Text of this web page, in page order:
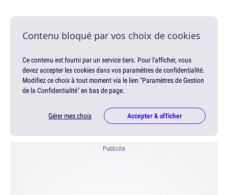
Contenu bloqué par vos choix de cookies
Ce contenu est fourni par un service tiers. Pour l'afficher, vous
devez accepter les cookies dans vos paramètres de confidentialité.
Modifiez ce choix à tout moment via le lien "Paramètres de Gestion
de la Confidentialité" en bas de page.
Gérer mes choix Accepter & afficher
Publicité